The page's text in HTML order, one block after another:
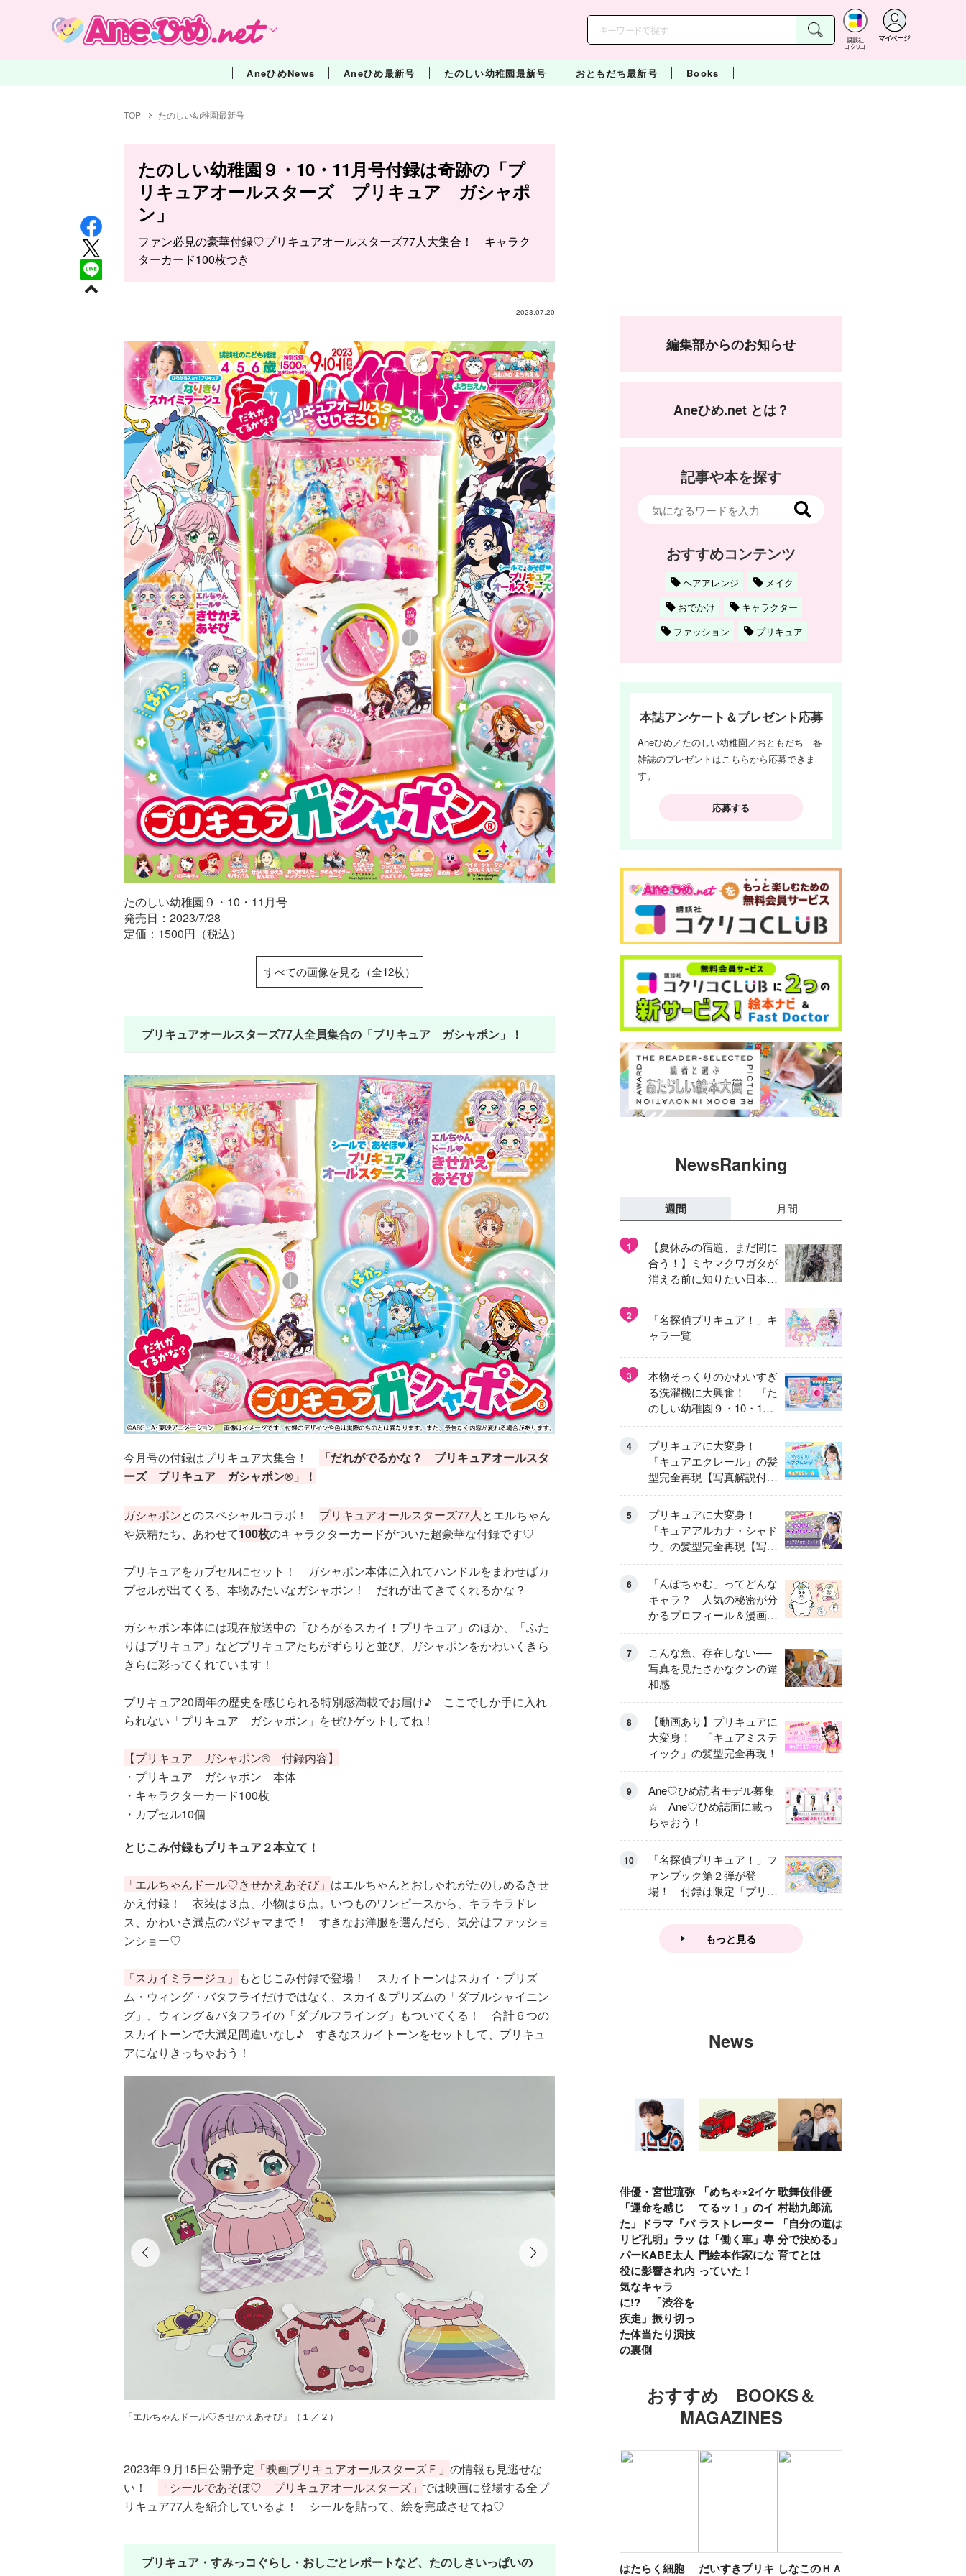
講談社
コクリコ
マイページ
AneひめNews Aneひめ最新号 たのしい幼稚園最新号 おともだち最新号 Books
TOP たのしい幼稚園最新号
たのしい幼稚園９・10・11月号付録は奇跡の「プ
リキュアオールスターズ プリキュア ガシャポ
ン」
ファン必見の豪華付録♡プリキュアオールスターズ77人大集合！ キャラク
ターカード100枚つき
2023.07.20
たのしい幼稚園９・10・11月号
発売日：2023/7/28
定価：1500円（税込）
すべての画像を見る（全12枚）
プリキュアオールスターズ77人全員集合の「プリキュア ガシャポン」！
今月号の付録はプリキュア大集合！
「だれがでるかな？ プリキュアオールスタ
ーズ プリキュア ガシャポン®」！
ガシャポンとのスペシャルコラボ！ プリキュアオールスターズ77人とエルちゃん
や妖精たち、あわせて100枚のキャラクターカードがついた超豪華な付録です♡
プリキュアをカプセルにセット！ ガシャポン本体に入れてハンドルをまわせばカ
プセルが出てくる、本物みたいなガシャポン！ だれが出てきてくれるかな？
ガシャポン本体には現在放送中の「ひろがるスカイ！プリキュア」のほか、「ふた
りはプリキュア」などプリキュアたちがずらりと並び、ガシャポンをかわいくきら
きらに彩ってくれています！
プリキュア20周年の歴史を感じられる特別感満載でお届け♪ ここでしか手に入れ
られない「プリキュア ガシャポン」をぜひゲットしてね！
【プリキュア ガシャポン® 付録内容】
・プリキュア ガシャポン 本体
・キャラクターカード100枚
・カプセル10個
とじこみ付録もプリキュア２本立て！
「エルちゃんドール♡きせかえあそび」 はエルちゃんとおしゃれがたのしめるきせ
かえ付録！ 衣装は３点、小物は６点。いつものワンピースから、キラキラドレ
ス、かわいさ満点のパジャマまで！ すきなお洋服を選んだら、気分はファッショ
ンショー♡
「スカイミラージュ」 もとじこみ付録で登場！ スカイトーンはスカイ・プリズ
ム・ウィング・バタフライだけではなく、スカイ＆プリズムの「ダブルシャイニン
グ」、ウィング＆バタフライの「ダブルフライング」もついてくる！ 合計６つの
スカイトーンで大満足間違いなし♪ すきなスカイトーンをセットして、プリキュ
アになりきっちゃおう！
「エルちゃんドール♡きせかえあそび」（１／２）
「なりきりスカイミラージュ」（２／２）
2023年９月15日公開予定 「映画プリキュアオールスターズＦ」 の情報も見逃せな
い！
「シールであそぼ♡ プリキュアオールスターズ」 では映画に登場する全プ
リキュア77人を紹介しているよ！ シールを貼って、絵を完成させてね♡
プリキュア・すみっコぐらし・おしごとレポートなど、たのしさいっぱいの
編集部からのお知らせ
Aneひめ.net とは？
記事や本を探す
おすすめコンテンツ
ヘアアレンジ
メイク
おでかけ
キャラクター
ファッション
プリキュア
本誌アンケート＆プレゼント応募
Aneひめ／たのしい幼稚園／おともだち 各
雑誌のプレゼントはこちらから応募できま
す。
応募する
NewsRanking
週間 月間
1
【夏休みの宿題、まだ間に
合う！】ミヤマクワガタが
消える前に知りたい日本の
異変
2
「名探偵プリキュア！」キ
ャラ一覧
3
本物そっくりのかわいすぎ
る洗濯機に大興奮！ 『た
のしい幼稚園９・10・11
月号』だけのオリジナル付
録「プリキュア くるくる
せんたくき」
4
プリキュアに大変身！
「キュアエクレール」の髪
型完全再現【写真解説付
き】
5
プリキュアに大変身！
「キュアアルカナ・シャド
ウ」の髪型完全再現【写真
解説付き】
6
「んぽちゃむ」ってどんな
キャラ？ 人気の秘密が分
かるプロフィール＆漫画ま
とめ
7
こんな魚、存在しない──
写真を見たさかなクンの違
和感
8
【動画あり】プリキュアに
大変身！ 「キュアミステ
ィック」の髪型完全再現！
9
Ane♡ひめ読者モデル募集
☆ Ane♡ひめ誌面に載っ
ちゃおう！
10
「名探偵プリキュア！」フ
ァンブック第２弾が登
場！ 付録は限定「プリキ
ュアマコトジュエル キュ
イスver.」 キュアエクレ
もっと見る
News
俳優・宮世琉弥
「運命を感じ
た」ドラマ『パ
リピ孔明』ラッ
パーKABE太人
役に影響され内
気なキャラ
に!? 「渋谷を
疾走」振り切っ
た体当たり演技
の裏側
「めちゃ×2イケ
てるッ！」のイ
ラストレーター
は「働く車」専
門絵本作家にな
っていた！
歌舞伎俳優 中
村勘九郎流
「自分の道は自
分で決める」子
育てとは
おすすめ BOOKS＆
MAGAZINES
はたらく細胞
だいすきプリキ しなこのＨＡＰ